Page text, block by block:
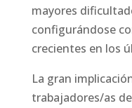
mayores
configurándose
crecientes en los
La gran
trabajadores/as